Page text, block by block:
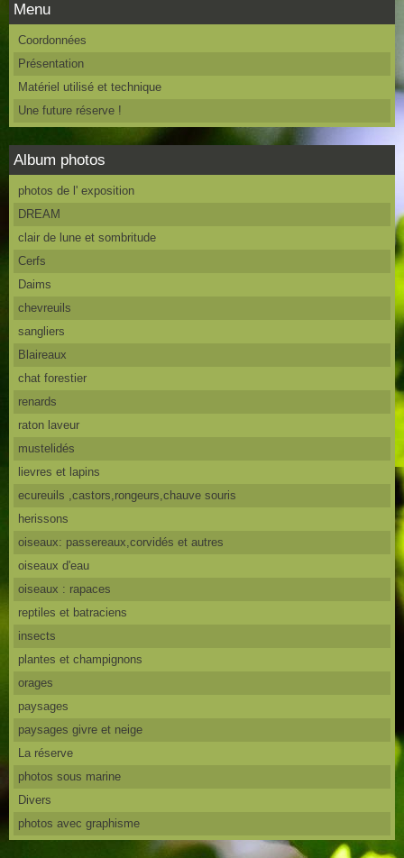
Menu
Coordonnées
Présentation
Matériel utilisé et technique
Une future réserve !
Album photos
photos de l' exposition
DREAM
clair de lune et sombritude
Cerfs
Daims
chevreuils
sangliers
Blaireaux
chat forestier
renards
raton laveur
mustelidés
lievres et lapins
ecureuils ,castors,rongeurs,chauve souris
herissons
oiseaux: passereaux,corvidés et autres
oiseaux d'eau
oiseaux : rapaces
reptiles et batraciens
insects
plantes et champignons
orages
paysages
paysages givre et neige
La réserve
photos sous marine
Divers
photos avec graphisme